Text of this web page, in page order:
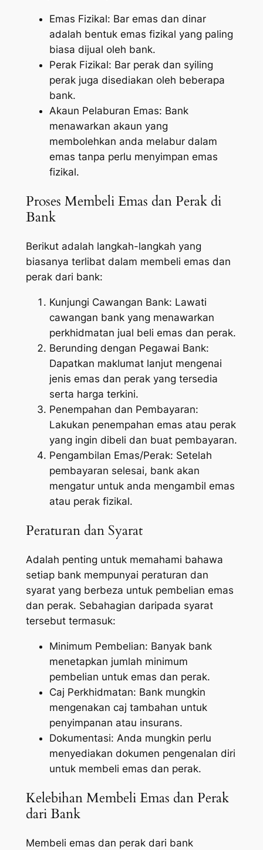
Emas Fizikal: Bar emas dan dinar
adalah bentuk emas fizikal yang paling
biasa dijual oleh bank.
Perak Fizikal: Bar perak dan syiling
perak juga disediakan oleh beberapa
bank.
Akaun Pelaburan Emas: Bank
menawarkan akaun yang
membolehkan anda melabur dalam
emas tanpa perlu menyimpan emas
fizikal.
Proses Membeli Emas dan Perak di
Bank
Berikut adalah langkah-langkah yang
biasanya terlibat dalam membeli emas dan
perak dari bank:
Kunjungi Cawangan Bank: Lawati
cawangan bank yang menawarkan
perkhidmatan jual beli emas dan perak.
Berunding dengan Pegawai Bank:
Dapatkan maklumat lanjut mengenai
jenis emas dan perak yang tersedia
serta harga terkini.
Penempahan dan Pembayaran:
Lakukan penempahan emas atau perak
yang ingin dibeli dan buat pembayaran.
Pengambilan Emas/Perak: Setelah
pembayaran selesai, bank akan
mengatur untuk anda mengambil emas
atau perak fizikal.
Peraturan dan Syarat
Adalah penting untuk memahami bahawa
setiap bank mempunyai peraturan dan
syarat yang berbeza untuk pembelian emas
dan perak. Sebahagian daripada syarat
tersebut termasuk:
Minimum Pembelian: Banyak bank
menetapkan jumlah minimum
pembelian untuk emas dan perak.
Caj Perkhidmatan: Bank mungkin
mengenakan caj tambahan untuk
penyimpanan atau insurans.
Dokumentasi: Anda mungkin perlu
menyediakan dokumen pengenalan diri
untuk membeli emas dan perak.
Kelebihan Membeli Emas dan Perak
dari Bank
Membeli emas dan perak dari bank